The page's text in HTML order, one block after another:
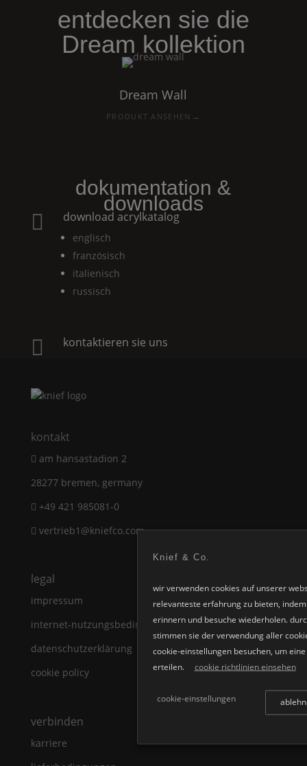
entdecken sie die
Dream kollektion
Dream Wall
PRODUKT ANSEHEN →
dokumentation &
downloads
 download acrylkatalog
englisch
französisch
italienisch
russisch
 kontaktieren sie uns
kontakt
am hansastadion 2
28277 bremen, germany
+49 421 985081-0
vertrieb1@kniefco.com
legal
impressum
internet-nutzungsbedingungen
datenschutzerklärung
cookie policy
verbinden
karriere
Knief & Co.
wir verwenden cookies auf unserer
relevanteste erfahrung zu bieten,
erinnern und besuche wiederholen.
stimmen sie der verwendung aller
cookie-einstellungen besuchen, um
erteilen.
cookie richtlinien einsehen
cookie-einstellungen